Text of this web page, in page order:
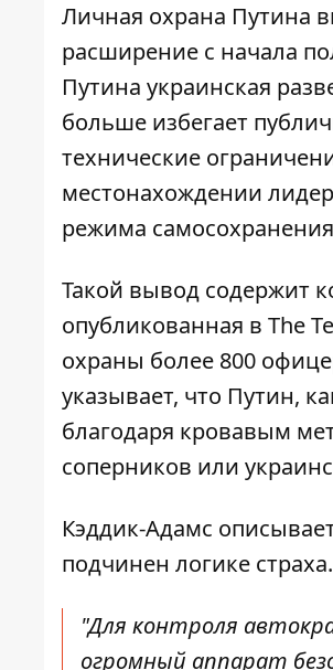
Личная охрана Путина
расширение с начала
Путина украинская
больше избегает
технические
местонахождении
режима
Такой вывод содержит
опубликованная в The
охраны более 800
указывает, что Путин,
благодаря кровавым
соперников или
Кэддик-Адамс
подчинен логике
"Для контроля
огромный аппарат